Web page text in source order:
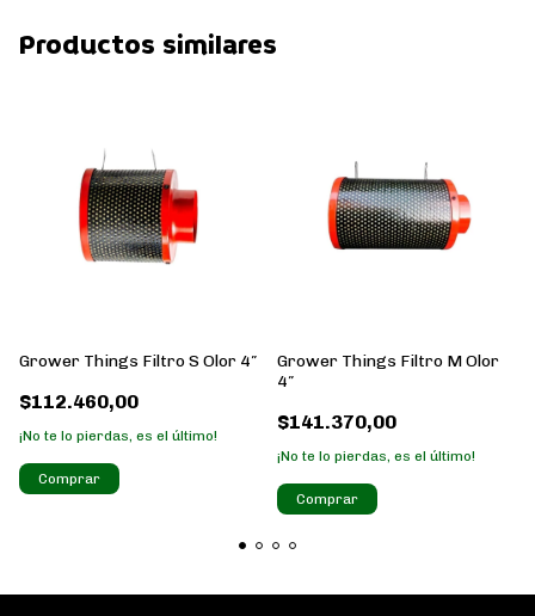
Productos similares
Grower Things Filtro S Olor 4″
$112.460,00
¡No te lo pierdas, es el último!
Grower Things Filtro M Olor
4″
$141.370,00
¡No te lo pierdas, es el último!